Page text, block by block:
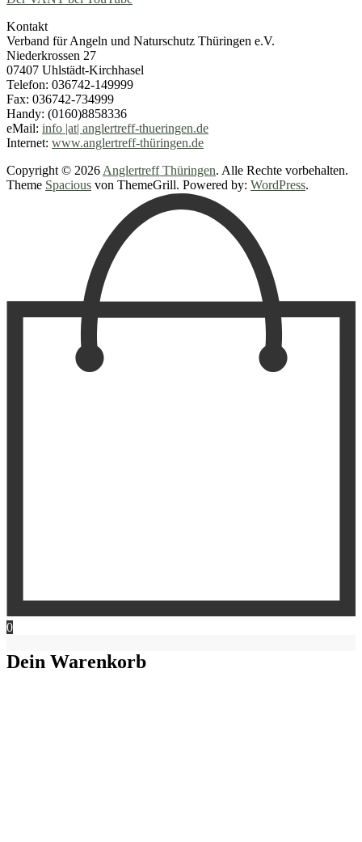
Kontakt
Verband für Angeln und Naturschutz Thüringen e.V.
Niederkrossen 27
07407 Uhlstädt-Kirchhasel
Telefon: 036742-149999
Fax: 036742-734999
Handy: (0160)8858336
eMail: info |at| anglertreff-thueringen.de
Internet: www.anglertreff-thüringen.de
Copyright © 2026 Anglertreff Thüringen. Alle Rechte vorbehalten.
Theme Spacious von ThemeGrill. Powered by: WordPress.
0
Dein Warenkorb